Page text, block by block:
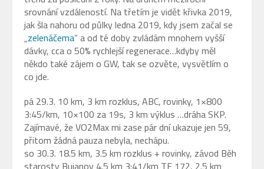
srovnání vzdáleností. Na třetím je vidět křivka 2019,
jak šla nahoru od půlky ledna 2019, kdy jsem začal se
„zelenáčema“ a od té doby zvládám mnohem vyšší
dávky, cca o 50% rychlejší regenerace…kdyby měl
někdo také zájem o GW, tak se ozvěte, vysvětlím o
co jde.
pá 29.3. 10 km, 3 km rozklus, ABC, rovinky, 1×800
3:45/km, 10×100 za 19s, 3 km výklus …dráha SKP.
Zajímavé, že VO2Max mi zase pár dní ukazuje jen 59,
přitom žádná pauza nebyla, nechápu.
so 30.3. 18.5 km, 3.5 km rozklus + rovinky, závod Běh
starosty Bujanov 4.5 km 3:41/km TF 172, 2.5 km